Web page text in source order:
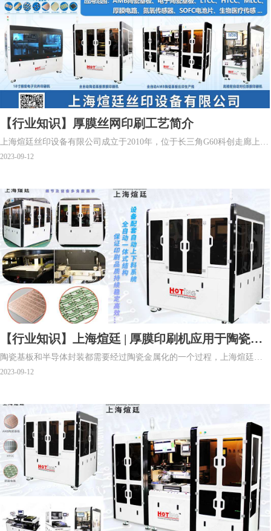
的渗漏问题。时至今日，煊廷丝印设备已与国内多家燃料电池企业进行
深入合作，为燃料电池企业提供性能优越、稳定高效的精密自动化丝网
印刷设备以及全方位的技术支持。
【行业知识】厚膜丝网印刷工艺简介
上海煊廷丝印设备有限公司成立于2010年，位于长三角G60科创走廊上海
市松江区，是一家专业从事高精密自动化厚膜丝网印刷设备研发、生
基板、AMB陶瓷基板、IGBT陶瓷散热板、贴片电容电阻、叠层电感、电
子雾化芯、滤波器、压电陶瓷、陶瓷管壳、SOFC电池片、MEMS晶圆、
压力传感器、厚膜传感器等电子元器件的表面印刷、填孔、通孔相关工
艺制造。并形成有自主知识产权的产品系列。
2023-09-12
【行业知识】上海煊廷 | 厚膜印刷机应用于陶瓷基
板制备技术
陶瓷基板和半导体封装都需要经过陶瓷金属化的一个过程，上海煊廷生
产的厚膜印刷机就应用在这个过程中，适用范围广泛，如相关的LTCC工
列。设备广泛应用于厚膜电路、LTCC滤波器、LTCC传感器、片式电容
电阻、叠层电感、陶瓷基板、电子雾化芯、SOFC燃料电池等行业。
2023-09-12